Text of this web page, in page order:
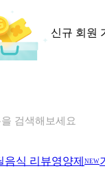
신규 회원
검색해보세요
음식 리뷰영양제 NEW